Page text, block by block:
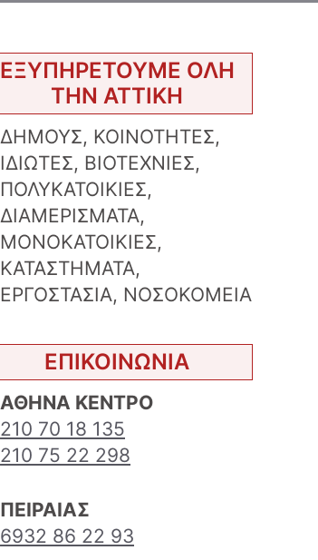
ΕΞΥΠΗΡΕΤΟΥΜΕ ΟΛΗ
ΤΗΝ ΑΤΤΙΚΗ
ΔΗΜΟΥΣ, ΚΟΙΝΟΤΗΤΕΣ,
ΙΔΙΩΤΕΣ, ΒΙΟΤΕΧΝΙΕΣ,
ΠΟΛΥΚΑΤΟΙΚΙΕΣ,
ΔΙΑΜΕΡΙΣΜΑΤΑ,
ΜΟΝΟΚΑΤΟΙΚΙΕΣ,
ΚΑΤΑΣΤΗΜΑΤΑ,
ΕΡΓΟΣΤΑΣΙΑ, ΝΟΣΟΚΟΜΕΙΑ
ΕΠΙΚΟΙΝΩΝΙΑ
ΑΘΗΝΑ ΚΕΝΤΡΟ
210 70 18 135
210 75 22 298
ΠΕΙΡΑΙΑΣ
6932 86 22 93